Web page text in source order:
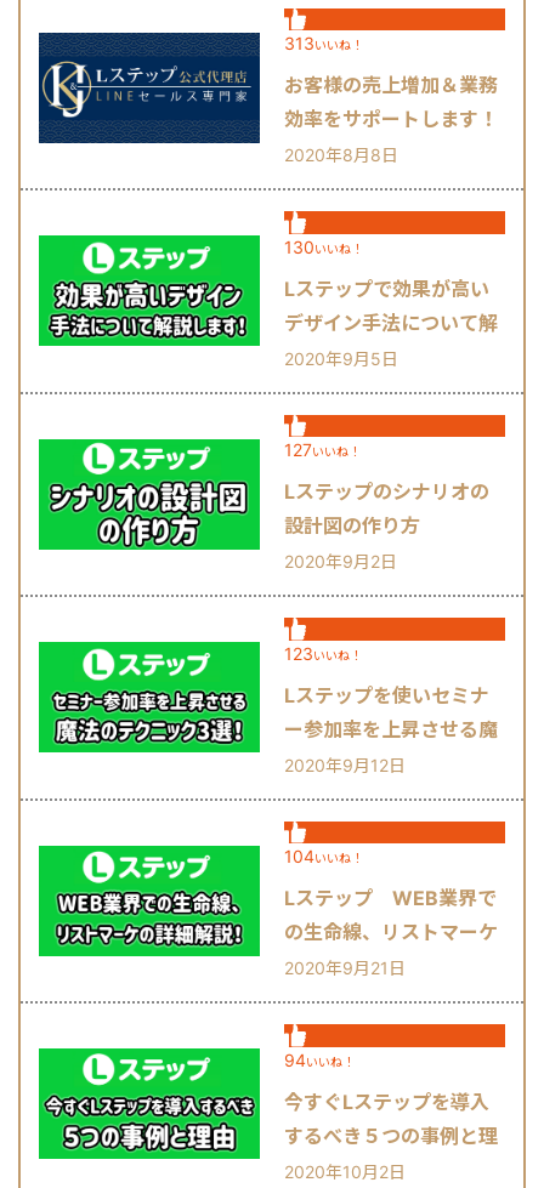
313いいね！
お客様の売上増加＆業務
効率をサポートします！
2020年8月8日
130いいね！
Lステップで効果が高い
デザイン手法について解
説します！
2020年9月5日
127いいね！
Lステップのシナリオの
設計図の作り方
2020年9月2日
123いいね！
Lステップを使いセミナ
ー参加率を上昇させる魔
法のテクニック3選！
2020年9月12日
104いいね！
Lステップ WEB業界で
の生命線、リストマーケ
の詳細解説！
2020年9月21日
94いいね！
今すぐLステップを導入
するべき５つの事例と理
由
2020年10月2日